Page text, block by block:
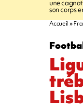
une
son corps
Accueil